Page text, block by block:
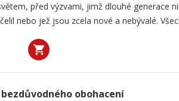
před výzvami, jimž dlouhé generace
nebo jež jsou zcela nové a nebývalé.
obohacení